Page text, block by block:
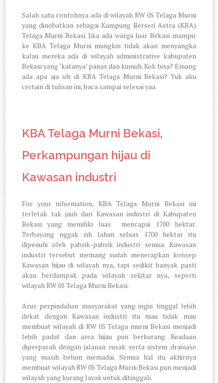
Salah satu contohnya ada di wilayah RW 05 Telaga Murni
yang dinobatkan sebagai Kampung Berseri Astra (KBA)
Telaga Murni Bekasi. Jika ada warga luar Bekasi mampir
ke KBA Telaga Murni mungkin tidak akan menyangka
kalau mereka ada di wilayah administrative kabupaten
Bekasi yang ‘katanya’ panas dan kumuh. Kok bisa? Emang
ada apa aja sih di KBA Telaga Murni Bekasi? Yuk aku
certain di tulisan ini, baca sampai selesai yaa.
KBA Telaga Murni Bekasi,
Perkampungan hijau di
Kawasan industri
For your information, KBA Telaga Murni Bekasi ini
terletak tak jauh dari Kawasan industri di Kabupaten
Bekasi yang memiliki luas
mencapai 1700 hektar.
Terbayang nggak sih lahan seluas 1700 hektar itu
dipenuhi oleh pabrik-pabrik industri semua. Kawasan
industri tersebut memang sudah menerapkan konsep
Kawasan hijau di wilayah nya, tapi sedikit banyak pasti
akan berdampak pada wilayah sekitar nya, seperti
wilayah RW 05 Telaga Murni Bekasi.
Arus perpindahan masyarakat yang ingin tinggal lebih
dekat dengan Kawasan industri itu mau tidak mau
membuat wilayah di RW 05 Telaga murni Bekasi menjadi
lebih padat dan area hijau pun berkurang. Keadaan
diperparah dengan jalanan rusak serta sistem drainase
yang masih belum memadai. Semua hal itu akhirnya
membuat wilayah RW 05 Telaga Murni Bekasi pun menjadi
wilayah yang kurang layak untuk ditinggali.